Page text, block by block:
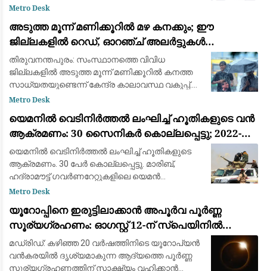
അംബാനി കൾച്ചറൽ സെൻ്ററിൽ നടക്കുന്ന
ചാമ്പ്യൻഷിപ്പ് കോൺഫറൻസിന്റെ ഉദ്ഘാടന
പ്രസംഗത്തില
Metro Desk
അടുത്ത മൂന്ന് മണിക്കൂറിൽ മഴ കനക്കും; ഈ
ജില്ലകളിൽ റെഡ്, ഓറഞ്ച് അലർട്ടുകൾ
പ്രഖ്യാപിച്ചു
തിരുവനന്തപുരം: സംസ്ഥാനത്തെ വിവിധ
ജില്ലകളിൽ അടുത്ത മൂന്ന് മണിക്കൂറിൽ കനത്ത
സാധ്യതയുണ്ടെന്ന് കേന്ദ്ര കാലാവസ്ഥ വകുപ്പ്.
കോട്ടയം, ആലപ്പുഴ, എറണാകുളം, തൃശൂർ,
അടുത്ത മൂ
Metro Desk
യെമനിൽ വെടിനിർത്തൽ ലംഘിച്ച് ഹൂതികളുടെ വൻ
ആക്രമണം: 30 സൈനികർ കൊല്ലപ്പെട്ടു; 2022-ന്
ശേഷമുള്ള ഏറ്റവും വലിയ ഏറ്റുമുട്ടൽ
യെമനിൽ വെടിനിർത്തൽ ലംഘിച്ച് ഹൂതികളുടെ
ആക്രമണം. 30 പേർ കൊല്ലപ്പെട്ടു. മാരിബ്,
ഹദ്രാമൗട്ട് ഗവർണറേറ്റുകളിലെ യെമൻ
എമർജൻസി ഫോഴ്‌സ് ക്യാമ്പുകൾക്ക്
വലിയ ആക്രമണമാണിത്
Metro Desk
യൂറോപ്പിനെ ഇരുട്ടിലാക്കാൻ അപൂർവ പൂർണ്ണ
സൂര്യഗ്രഹണം: ഓഗസ്റ്റ് 12-ന് സ്പെയിനിൽ
പ്രകൃതിയുടെ വിസ്മയക്കാഴ്ച
മഡ്രിഡ്: കഴിഞ്ഞ 20 വർഷത്തിനിടെ യൂറോപ്യൻ
വൻകരയിൽ ദൃശ്യമാകുന്ന ആദ്യത്തെ പൂർണ്ണ
സൂര്യഗ്രഹണത്തിന് സാക്ഷ്യം വഹിക്കാൻ